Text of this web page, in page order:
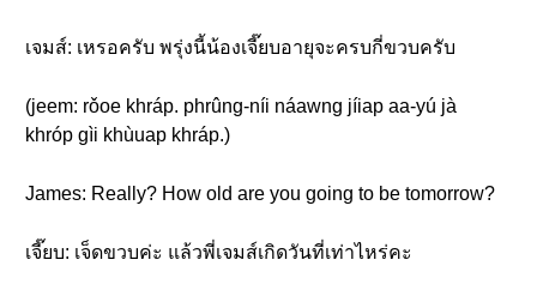
เจมส์: เหรอครับ พรุ่งนี้น้องเจี๊ยบอายุจะครบกี่ขวบครับ
(jeem: rǒoe khráp. phrûng-níi náawng jíiap aa-yú jà
khróp gìi khùuap khráp.)
James: Really? How old are you going to be tomorrow?
เจี๊ยบ: เจ็ดขวบค่ะ แล้วพี่เจมส์เกิดวันที่เท่าไหร่คะ